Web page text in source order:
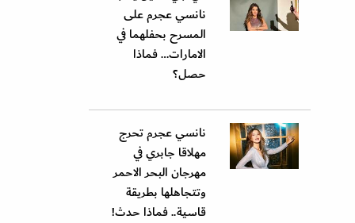
نانسي عجرم على
المسرح بحفلهما في
الامارات… فماذا
حصل؟
نانسي عجرم تحرج
مهلاقا جابري في
مهرجان البحر الاحمر
وتتجاهلها بطريقة
قاسية.. فماذا حدث!